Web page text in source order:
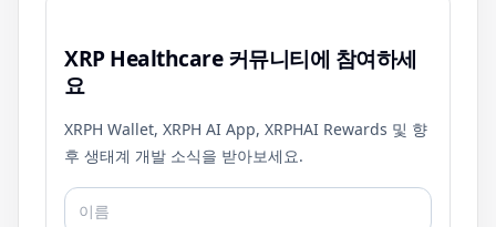
XRP Healthcare 커뮤니티에 참여하세
요
XRPH Wallet, XRPH AI App, XRPHAI Rewards 및 향
후 생태계 개발 소식을 받아보세요.